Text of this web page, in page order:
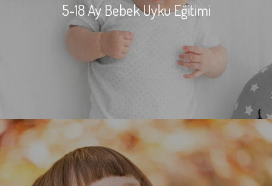
5-18 Ay Bebek Uyku Eğitimi